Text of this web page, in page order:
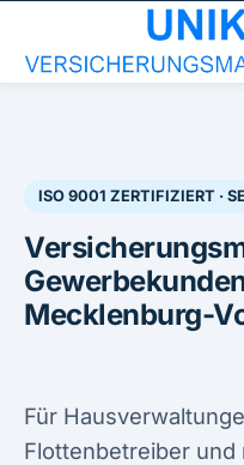
ISO 9001 ZERTIFIZIERT ·
Mecklenburg-
Für
Flottenbetreiber und